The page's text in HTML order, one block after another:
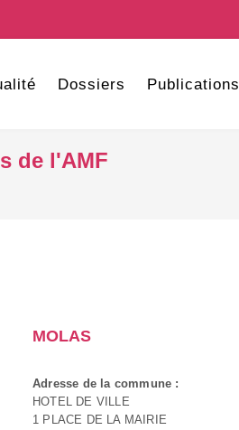
Dossiers Publications
de l'AMF
MOLAS
Adresse de la commune :
HOTEL DE VILLE
1 PLACE DE LA MAIRIE